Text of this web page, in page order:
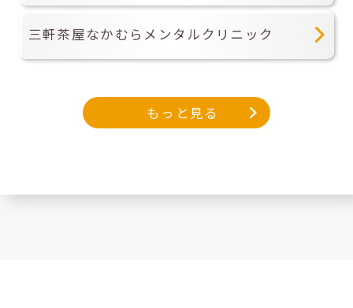
三軒茶屋なかむらメンタルクリニック
もっと見る